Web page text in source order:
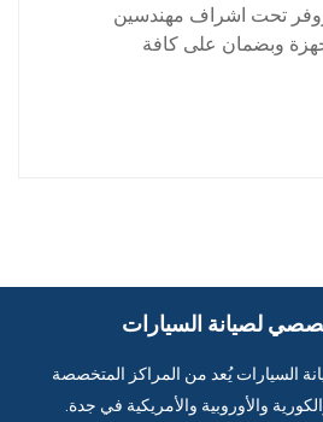
تحت اشراف مهندسين
وبضمان على كافة
لصيانة السيارات
السيارات يُعد من المراكز المتخصصة
والأوروبية والأمريكية في جدة.